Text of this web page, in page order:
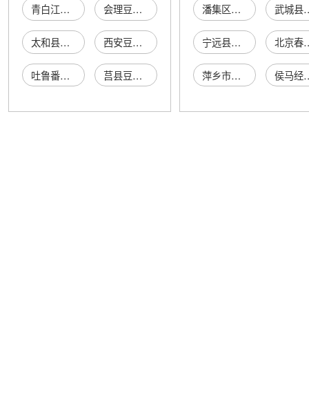
青白江豆蔻香串串香 会理豆蔻年华冷饮店
太和县豆蔻花店 西安豆蔻花艺店
吐鲁番市豆蔻鞋店 莒县豆蔻服装店
潘集区芦集镇国兴装饰建材门市部 武城县玉
宁远县丽春电子商务服务站 北京春
萍乡市爱尚咏威体育发展有限公司 侯马经济